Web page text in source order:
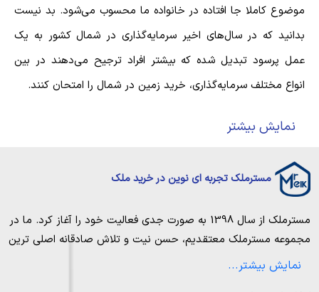
موضوع کاملا جا افتاده در خانواده ما محسوب می‌شود. بد نیست
بدانید که در سال‌های اخیر سرمایه‌گذاری در شمال کشور به یک
عمل پرسود تبدیل شده که بیشتر افراد ترجیح می‌دهند در بین
انواع مختلف سرمایه‌گذاری، خرید زمین در شمال را امتحان کنند.
خرید زمین، یک فرصت استثنائی
همانطور که می‌دانیم یکی از اشکال موفق سرمایه‌گذاری در ایران
نمایش بیشتر
مسترملک تجربه ای نوین در خرید ملک
مسترملک
از سال 1398 به صورت جدی فعالیت خود را آغاز کرد. ما در
مجموعه مسترملک معتقدیم، حسن نیت و تلاش صادقانه اصلی ترین
عامل پیروزی و موفقیت در حوزه املاک بوده و از این رو تمام مساعی
نمایش بیشتر...